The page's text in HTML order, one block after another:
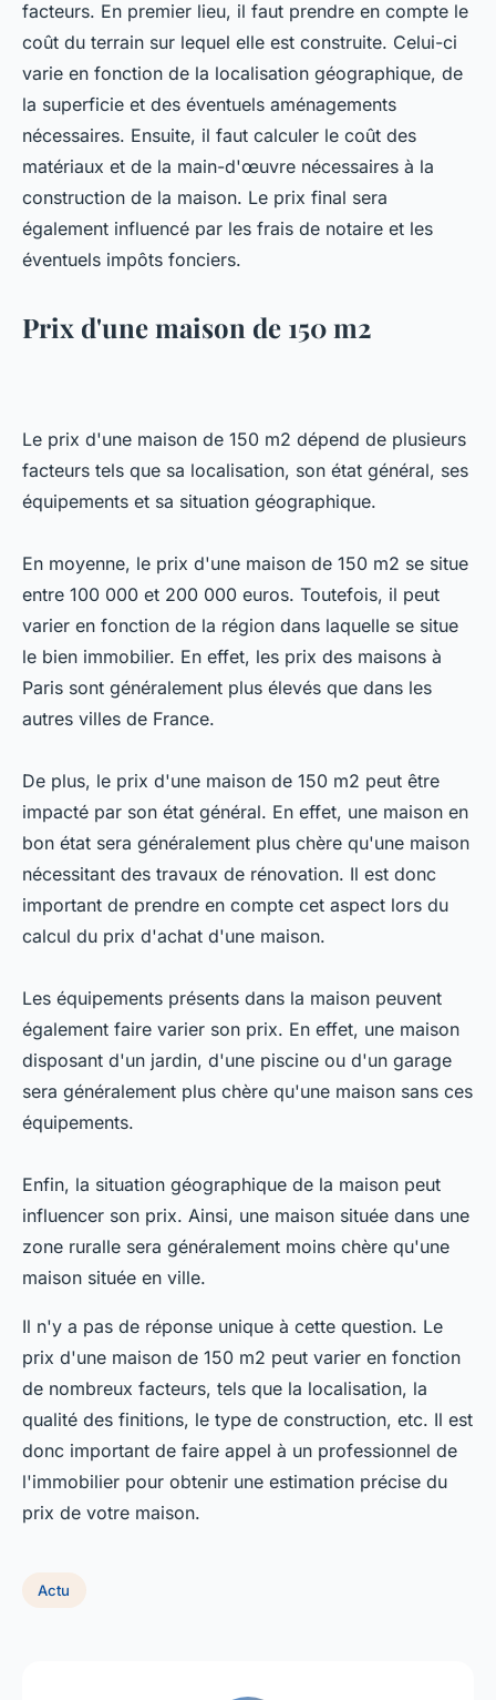
facteurs. En premier lieu, il faut prendre en compte le
coût du terrain sur lequel elle est construite. Celui-ci
varie en fonction de la localisation géographique, de
la superficie et des éventuels aménagements
nécessaires. Ensuite, il faut calculer le coût des
matériaux et de la main-d'œuvre nécessaires à la
construction de la maison. Le prix final sera
également influencé par les frais de notaire et les
éventuels impôts fonciers.
Prix d'une maison de 150 m2
Le prix d'une maison de 150 m2 dépend de plusieurs
facteurs tels que sa localisation, son état général, ses
équipements et sa situation géographique.
En moyenne, le prix d'une maison de 150 m2 se situe
entre 100 000 et 200 000 euros. Toutefois, il peut
varier en fonction de la région dans laquelle se situe
le bien immobilier. En effet, les prix des maisons à
Paris sont généralement plus élevés que dans les
autres villes de France.
De plus, le prix d'une maison de 150 m2 peut être
impacté par son état général. En effet, une maison en
bon état sera généralement plus chère qu'une maison
nécessitant des travaux de rénovation. Il est donc
important de prendre en compte cet aspect lors du
calcul du prix d'achat d'une maison.
Les équipements présents dans la maison peuvent
également faire varier son prix. En effet, une maison
disposant d'un jardin, d'une piscine ou d'un garage
sera généralement plus chère qu'une maison sans ces
équipements.
Enfin, la situation géographique de la maison peut
influencer son prix. Ainsi, une maison située dans une
zone ruralle sera généralement moins chère qu'une
maison située en ville.
Il n'y a pas de réponse unique à cette question. Le
prix d'une maison de 150 m2 peut varier en fonction
de nombreux facteurs, tels que la localisation, la
qualité des finitions, le type de construction, etc. Il est
donc important de faire appel à un professionnel de
l'immobilier pour obtenir une estimation précise du
prix de votre maison.
Actu